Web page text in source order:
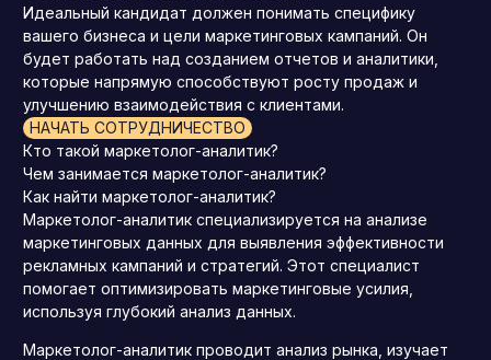
Идеальный кандидат должен понимать специфику
вашего бизнеса и цели маркетинговых кампаний. Он
будет работать над созданием отчетов и аналитики,
которые напрямую способствуют росту продаж и
улучшению взаимодействия с клиентами.
НАЧАТЬ СОТРУДНИЧЕСТВО
Кто такой маркетолог-аналитик?
Чем занимается маркетолог-аналитик?
Как найти маркетолог-аналитик?
Маркетолог-аналитик специализируется на анализе
маркетинговых данных для выявления эффективности
рекламных кампаний и стратегий. Этот специалист
помогает оптимизировать маркетинговые усилия,
используя глубокий анализ данных.
Маркетолог-аналитик проводит анализ рынка, изучает